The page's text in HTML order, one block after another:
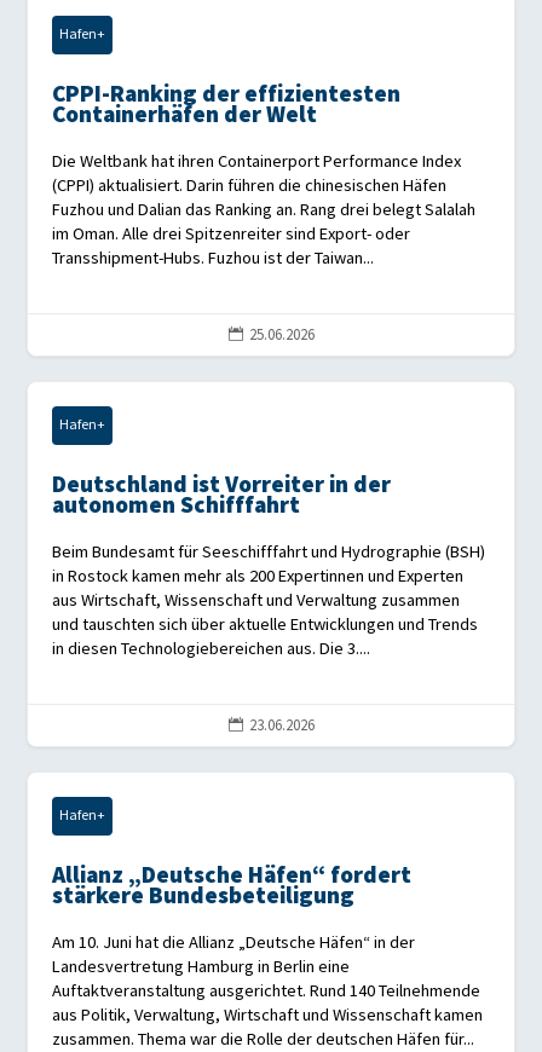
Hafen+
CPPI-Ranking der effizientesten
Containerhäfen der Welt
Die Weltbank hat ihren Containerport Performance Index
(CPPI) aktualisiert. Darin führen die chinesischen Häfen
Fuzhou und Dalian das Ranking an. Rang drei belegt Salalah
im Oman. Alle drei Spitzenreiter sind Export- oder
Transshipment-Hubs. Fuzhou ist der Taiwan...
 25.06.2026
Hafen+
Deutschland ist Vorreiter in der
autonomen Schifffahrt
Beim Bundesamt für Seeschifffahrt und Hydrographie (BSH)
in Rostock kamen mehr als 200 Expertinnen und Experten
aus Wirtschaft, Wissenschaft und Verwaltung zusammen
und tauschten sich über aktuelle Entwicklungen und Trends
in diesen Technologiebereichen aus. Die 3....
 23.06.2026
Hafen+
Allianz „Deutsche Häfen“ fordert
stärkere Bundesbeteiligung
Am 10. Juni hat die Allianz „Deutsche Häfen“ in der
Landesvertretung Hamburg in Berlin eine
Auftaktveranstaltung ausgerichtet. Rund 140 Teilnehmende
aus Politik, Verwaltung, Wirtschaft und Wissenschaft kamen
zusammen. Thema war die Rolle der deutschen Häfen für...